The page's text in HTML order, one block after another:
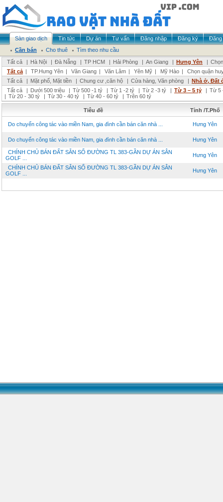
Sàn giao dịch Tin tức Dự án Tư vấn Đăng nhập Đăng ký
Đăng
Cần bán
Cho thuê
Tìm theo nhu cầu
Tất cả
| Hà Nội | Đà Nẵng | TP HCM | Hải Phòng | An Giang | Hưng Yên |
Tất cả | TP.Hưng Yên | Văn Giang | Văn Lâm | Yên Mỹ | Mỹ Hào |
Chọn quận
Tất cả
| Mặt phố, Mặt tiền | Chung cư ,căn hộ | Cửa hàng, Văn phòng | Nhà ở, Đất
Tất cả
| Dưới 500 triệu | Từ 500 -1 tỷ | Từ 1 -2 tỷ | Từ 2 -3 tỷ | Từ 3 – 5 tỷ | Từ 5
| Từ 20 - 30 tỷ | Từ 30 - 40 tỷ | Từ 40 - 60 tỷ | Trên 60 tỷ
Tiêu đề Tỉnh /T.Phố
Do chuyển công tác vào miền Nam, gia đình cần bán căn nhà ... Hưng Yên
Do chuyển công tác vào miền Nam, gia đình cần bán căn nhà ... Hưng Yên
CHÍNH CHỦ BÁN ĐẤT SẴN SỔ ĐƯỜNG TL 383-GẦN DỰ ÁN SÂN
GOLF ...
Hưng Yên
CHÍNH CHỦ BÁN ĐẤT SẴN SỔ ĐƯỜNG TL 383-GẦN DỰ ÁN SÂN
GOLF ...
Hưng Yên